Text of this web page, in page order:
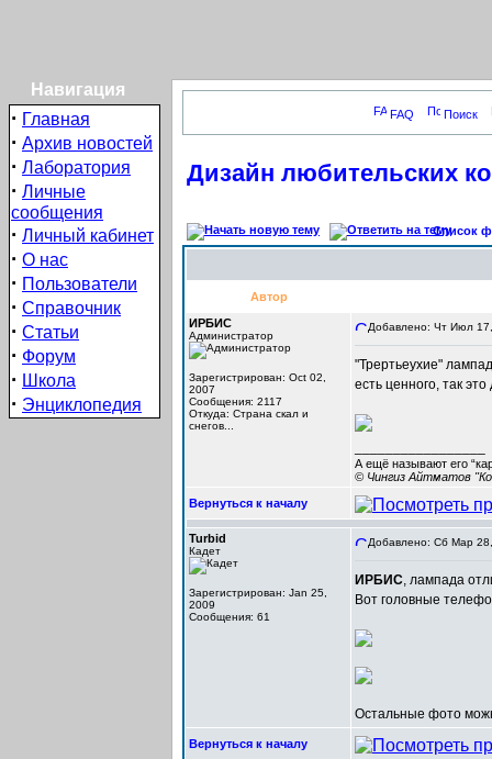
Навигация
· Главная
· Архив новостей
· Лаборатория
· Личные
сообщения
· Личный кабинет
· О нас
· Пользователи
· Справочник
· Статьи
· Форум
· Школа
· Энциклопедия
FAQ Поиск
Дизайн любительских
Список
Автор
ИРБИС
Администратор
Зарегистрирован: Oct 02,
2007
Сообщения: 2117
Откуда: Cтрана скал и
снегов...
Добавлено: Чт Июл
"Трертьеухие"
есть ценного, так
А ещё называют его
© Чингиз Айтматов
Вернуться к началу
Turbid
Кадет
Зарегистрирован: Jan 25,
2009
Сообщения: 61
Добавлено: Сб Мар
ИРБИС, лампада
Вот головные
Остальные фото
Вернуться к началу